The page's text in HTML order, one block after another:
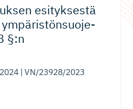
esityksestä
§:n
| VN/23928/2023